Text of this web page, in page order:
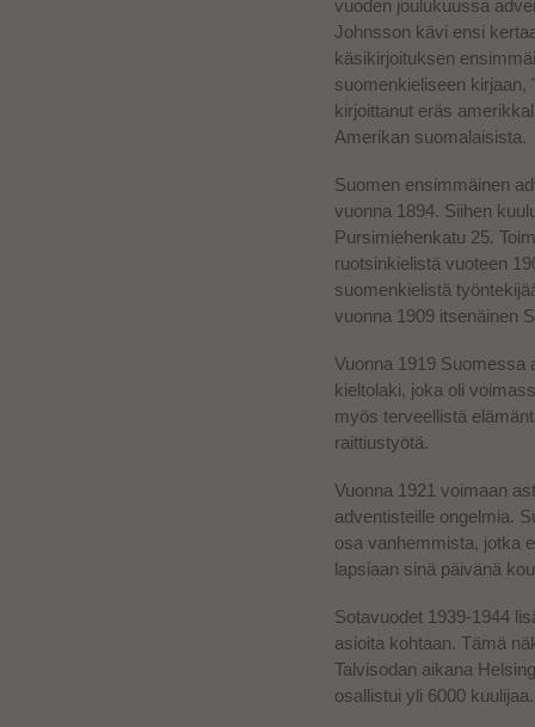
vuoden joulukuussa
Johnsson kävi ensi
käsikirjoituksen
suomenkieliseen kirjaan,
kirjoittanut eräs
Amerikan suomalaisista.
Suomen ensimmäinen
vuonna 1894. Siihen
Pursimiehenkatu 25.
ruotsinkielistä vuoteen
suomenkielistä
vuonna 1909 itsenäinen
Vuonna 1919 Suomessa
kieltolaki, joka oli
myös terveellistä
raittiustyötä.
Vuonna 1921 voimaan
adventisteille ongelmia.
osa vanhemmista, jotka
lapsiaan sinä päivänä
Sotavuodet 1939-1944
asioita kohtaan. Tämä
Talvisodan aikana
osallistui yli 6000 kuulijaa.